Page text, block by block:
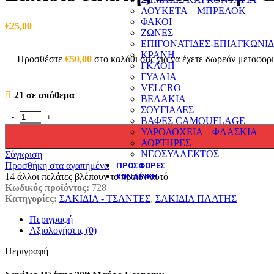
ΛΟΥΚΕΤΑ – ΜΠΡΕΛΟΚ
ΦΑΚΟΙ
ΖΩΝΕΣ
ΕΠΙΓΟΝΑΤΙΔΕΣ-
ΚΡΑΝΗ
ΓΚΛΟΠ
ΓΥΑΛΙΑ
VELCRO
ΒΕΛΑΚΙΑ
ΣΟΥΓΙΑΔΕΣ
ΒΑΦΕΣ CAMOUFLAGE
ΥΔΡΟΔΟΧΕΙΑ – ΦΛΑΣΚΙΑ
ΑΟΡΤΗΡΕΣ
ΝΕΟΣΥΛΛΕΚΤΟΣ
ΠΡΟΣΦΟΡΕΣ
ΧΟΝΔΡΙΚΗ
€25,00
Προσθέστε €50,00 στο καλάθι σας για να έχετε δωρεάν
21 σε απόθεμα
Σακίδιο Πλάτης 30lt Μαύρο Economy ποσότητα
Σύγκριση
Προσθήκη στα αγαπημένα
14 άλλοι πελάτες βλέπουν το προϊόν αυτό
Κωδικός προϊόντος: 728
Κατηγορίες: ΣΑΚΙΔΙΑ - ΤΣΑΝΤΕΣ, ΣΑΚΙΔΙΑ ΠΛΑΤΗΣ
Περιγραφή
Αξιολογήσεις (0)
Περιγραφή